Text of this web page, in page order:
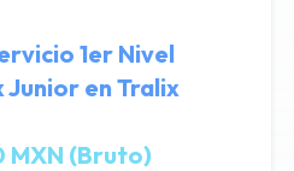
1er Nivel
Junior en Tralix
MXN (Bruto)